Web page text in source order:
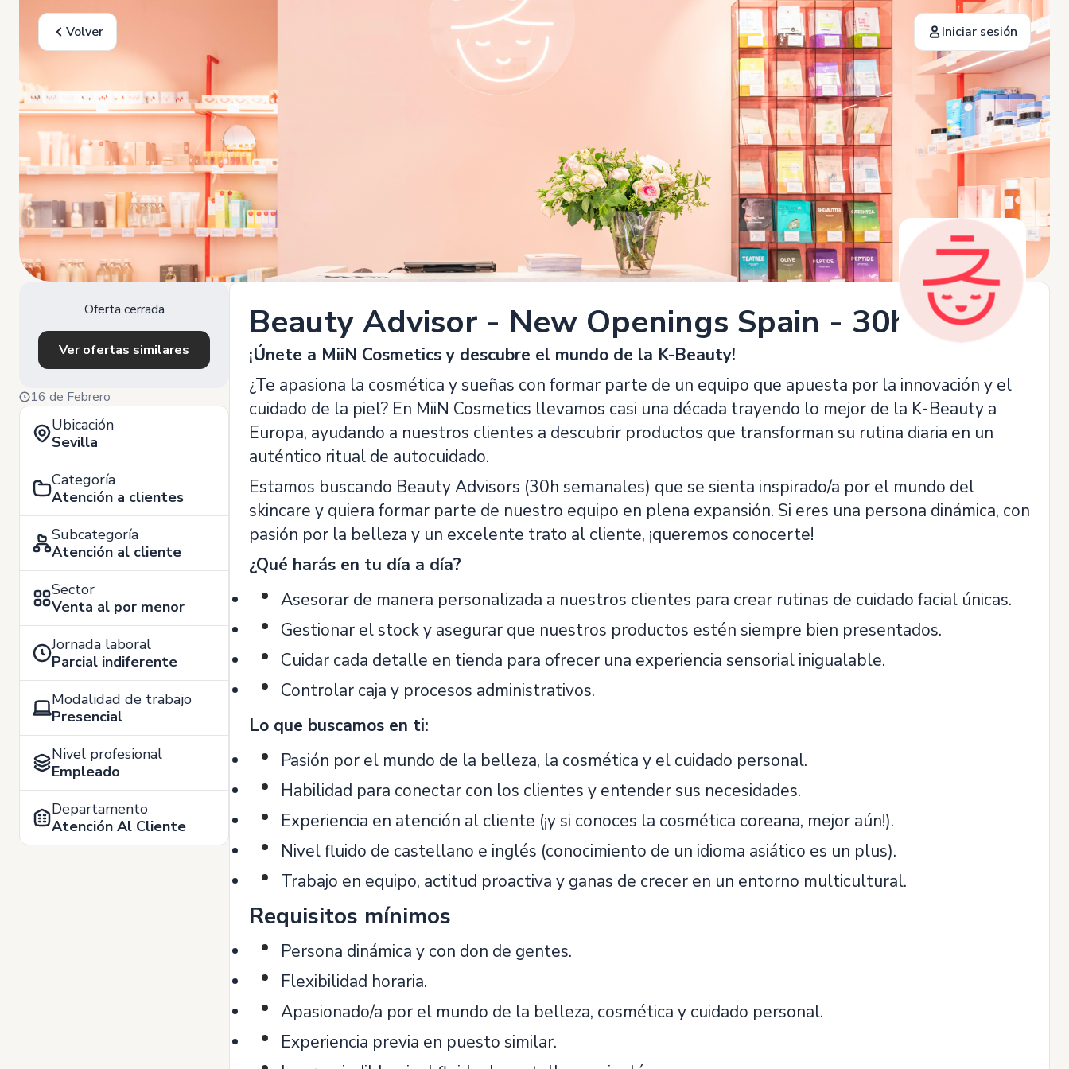
Volver Iniciar sesión
Oferta cerrada
Ver ofertas similares
16 de Febrero
Ubicación
Sevilla
Categoría
Atención a clientes
Subcategoría
Atención al cliente
Sector
Venta al por menor
Jornada laboral
Parcial indiferente
Modalidad de trabajo
Presencial
Nivel profesional
Empleado
Departamento
Atención Al Cliente
Beauty Advisor - New Openings Spain - 30h
¡Únete a MiiN Cosmetics y descubre el mundo de la K-Beauty!
¿Te apasiona la cosmética y sueñas con formar parte de un equipo que apuesta por la innovación y el
cuidado de la piel? En MiiN Cosmetics llevamos casi una década trayendo lo mejor de la K-Beauty a
Europa, ayudando a nuestros clientes a descubrir productos que transforman su rutina diaria en un
auténtico ritual de autocuidado.
Estamos buscando Beauty Advisors (30h semanales) que se sienta inspirado/a por el mundo del
skincare y quiera formar parte de nuestro equipo en plena expansión. Si eres una persona dinámica, con
pasión por la belleza y un excelente trato al cliente, ¡queremos conocerte!
¿Qué harás en tu día a día?
Asesorar de manera personalizada a nuestros clientes para crear rutinas de cuidado facial únicas.
Gestionar el stock y asegurar que nuestros productos estén siempre bien presentados.
Cuidar cada detalle en tienda para ofrecer una experiencia sensorial inigualable.
Controlar caja y procesos administrativos.
Lo que buscamos en ti:
Pasión por el mundo de la belleza, la cosmética y el cuidado personal.
Habilidad para conectar con los clientes y entender sus necesidades.
Experiencia en atención al cliente (¡y si conoces la cosmética coreana, mejor aún!).
Nivel fluido de castellano e inglés (conocimiento de un idioma asiático es un plus).
Trabajo en equipo, actitud proactiva y ganas de crecer en un entorno multicultural.
Requisitos mínimos
Persona dinámica y con don de gentes.
Flexibilidad horaria.
Apasionado/a por el mundo de la belleza, cosmética y cuidado personal.
Experiencia previa en puesto similar.